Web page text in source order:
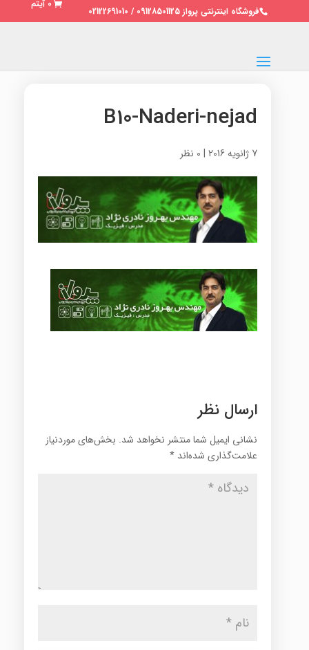
فروشگاه اینترنتی پرواز 09128501125 / 02122691010
0 آیتم
B10-Naderi-nejad
7 ژانویه 2016 | 0 نظر
ارسال نظر
نشانی ایمیل شما منتشر نخواهد شد. بخش‌های موردنیاز
علامت‌گذاری شده‌اند *